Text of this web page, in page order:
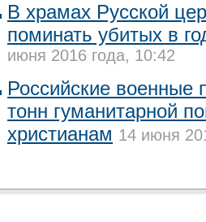
В храмах Русской
поминать убитых в
июня 2016 года, 10:42
Российские военные
тонн гуманитарной
христианам 14 июня